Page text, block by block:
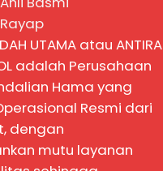
Rayap
UTAMA atau ANTIRA
adalah Perusahaan
Hama yang
Resmi dari
dengan
mutu layanan